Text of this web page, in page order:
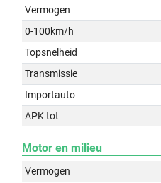
Vermogen
0-100km/h
Topsnelheid
Transmissie
Importauto
APK tot
Motor en milieu
Vermogen